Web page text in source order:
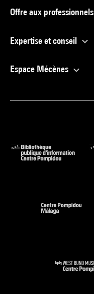
Offre aux professionnels
Expertise et conseil
Espace Mécènes